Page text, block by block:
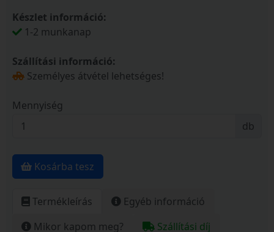
Készlet információ:
1-2 munkanap
Szállítási információ:
Személyes átvétel lehetséges!
Mennyiség
db
Kosárba tesz
Termékleírás
Egyéb információ
Mikor kapom meg?
Szállítási díj